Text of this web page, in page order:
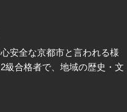
安全な京都市と言われる様
級合格者で、地域の歴史・文